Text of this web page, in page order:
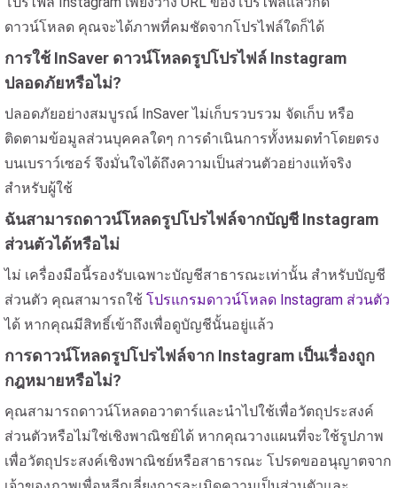
ดาวน์โหลด คุณจะได้ภาพที่คมชัดจากโปรไฟล์ใดก็ได้
การใช้ InSaver ดาวน์โหลดรูปโปรไฟล์ Instagram
ปลอดภัยหรือไม่?
ปลอดภัยอย่างสมบูรณ์ InSaver ไม่เก็บรวบรวม จัดเก็บ หรือ
ติดตามข้อมูลส่วนบุคคลใดๆ การดำเนินการทั้งหมดทำโดยตรง
บนเบราว์เซอร์ จึงมั่นใจได้ถึงความเป็นส่วนตัวอย่างแท้จริง
สำหรับผู้ใช้
ฉันสามารถดาวน์โหลดรูปโปรไฟล์จากบัญชี Instagram
ส่วนตัวได้หรือไม่
ไม่ เครื่องมือนี้รองรับเฉพาะบัญชีสาธารณะเท่านั้น สำหรับบัญชี
ส่วนตัว คุณสามารถใช้ โปรแกรมดาวน์โหลด Instagram ส่วนตัว
ได้ หากคุณมีสิทธิ์เข้าถึงเพื่อดูบัญชีนั้นอยู่แล้ว
การดาวน์โหลดรูปโปรไฟล์จาก Instagram เป็นเรื่องถูก
กฎหมายหรือไม่?
คุณสามารถดาวน์โหลดอวาตาร์และนำไปใช้เพื่อวัตถุประสงค์
ส่วนตัวหรือไม่ใช่เชิงพาณิชย์ได้ หากคุณวางแผนที่จะใช้รูปภาพ
เพื่อวัตถุประสงค์เชิงพาณิชย์หรือสาธารณะ โปรดขออนุญาตจาก